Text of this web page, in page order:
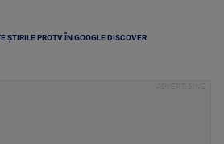
ȘTIRILE PROTV ÎN GOOGLE DISCOVER